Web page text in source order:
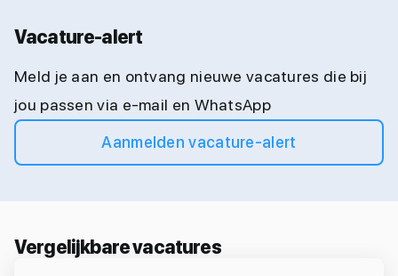
Vacature-alert
Meld je aan en ontvang nieuwe vacatures die bij
jou passen via e-mail en WhatsApp
Aanmelden vacature-alert
Vergelijkbare vacatures